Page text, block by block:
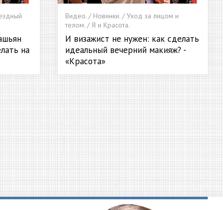
на
Видео. / Новинки. / Уход за лицом и
телом. / Я и Красота.
И визажист не нужен: как сделать
идеальный вечерний макияж? -
«Красота»